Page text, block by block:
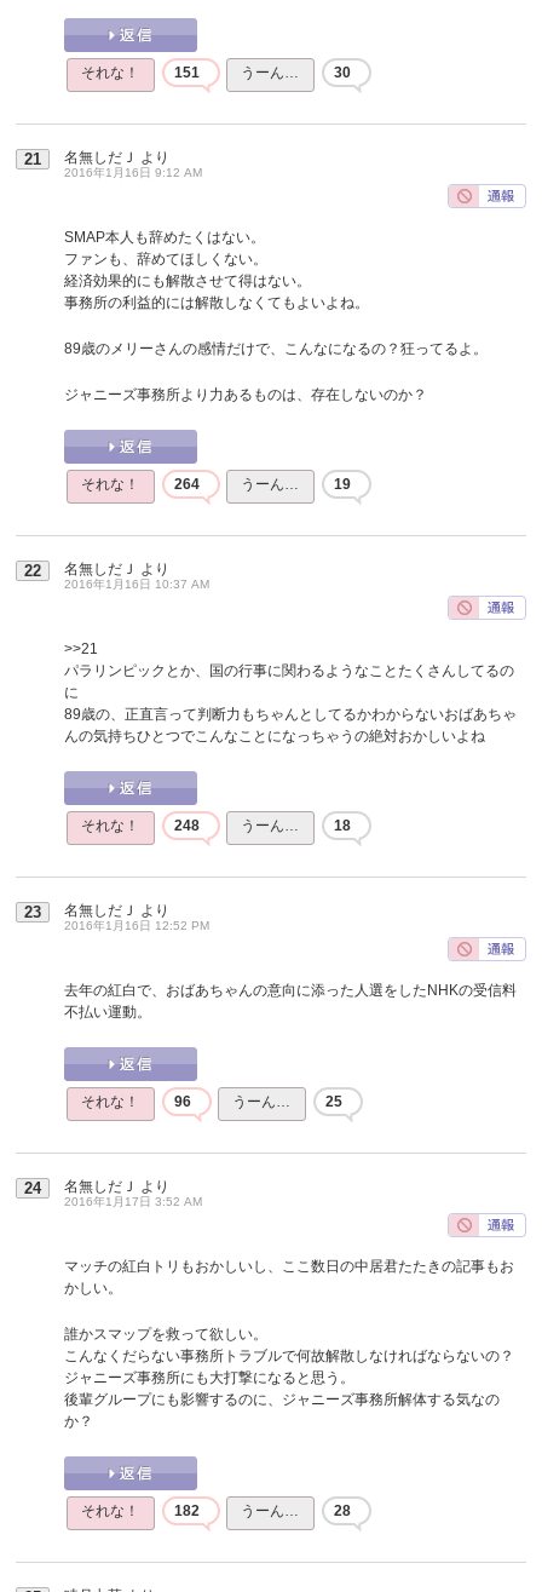
それな！ 151 うーん… 30
21 名無しだＪ より
2016年1月16日 9:12 AM
SMAP本人も辞めたくはない。
ファンも、辞めてほしくない。
経済効果的にも解散させて得はない。
事務所の利益的には解散しなくてもよいよね。
89歳のメリーさんの感情だけで、こんなになるの？狂ってるよ。
ジャニーズ事務所より力あるものは、存在しないのか？
それな！ 264 うーん… 19
22 名無しだＪ より
2016年1月16日 10:37 AM
>>21
パラリンピックとか、国の行事に関わるようなことたくさんしてるの
に
89歳の、正直言って判断力もちゃんとしてるかわからないおばあちゃ
んの気持ちひとつでこんなことになっちゃうの絶対おかしいよね
それな！ 248 うーん… 18
23 名無しだＪ より
2016年1月16日 12:52 PM
去年の紅白で、おばあちゃんの意向に添った人選をしたNHKの受信料
不払い運動。
それな！ 96 うーん… 25
24 名無しだＪ より
2016年1月17日 3:52 AM
マッチの紅白トリもおかしいし、ここ数日の中居君たたきの記事もお
かしい。
誰かスマップを救って欲しい。
こんなくだらない事務所トラブルで何故解散しなければならないの？
ジャニーズ事務所にも大打撃になると思う。
後輩グループにも影響するのに、ジャニーズ事務所解体する気なの
か？
それな！ 182 うーん… 28